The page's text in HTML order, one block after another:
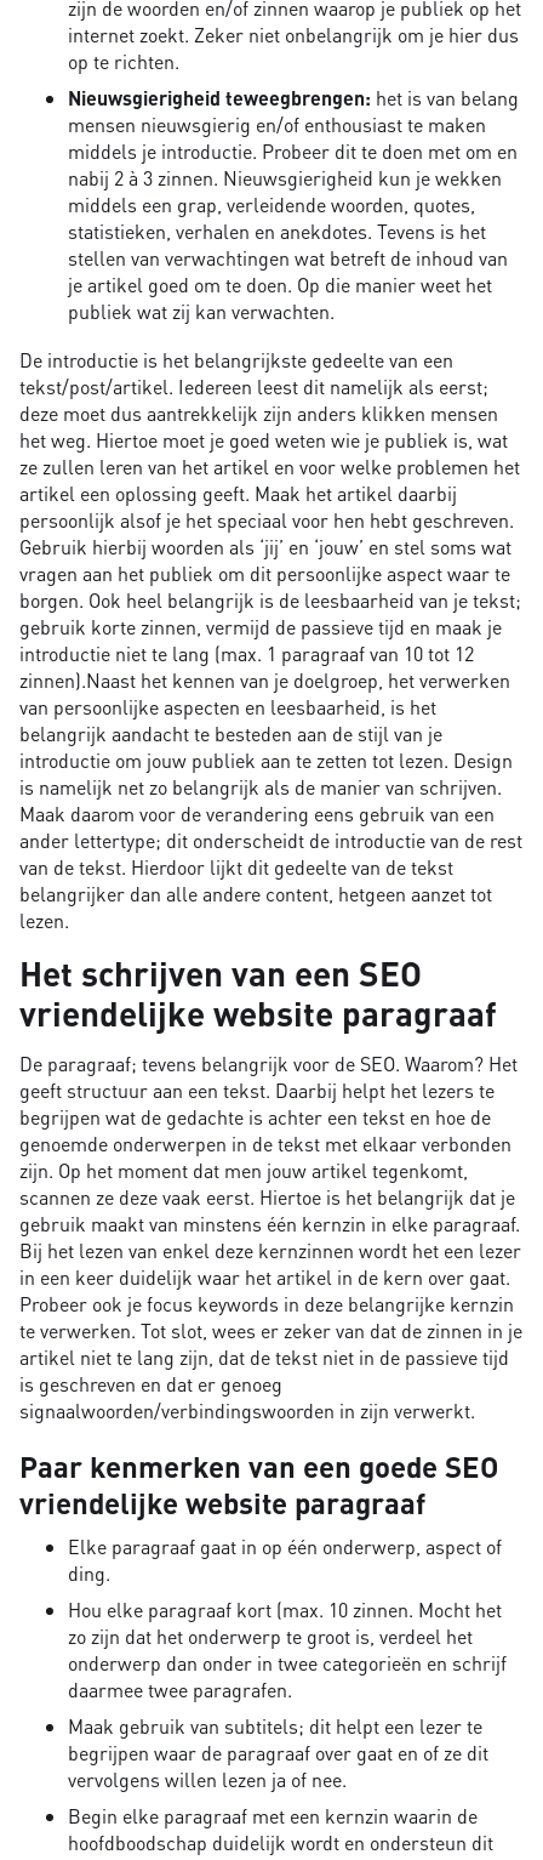
zijn de woorden en/of zinnen waarop je publiek op het
internet zoekt. Zeker niet onbelangrijk om je hier dus
op te richten.
Nieuwsgierigheid teweegbrengen: het is van belang
mensen nieuwsgierig en/of enthousiast te maken
middels je introductie. Probeer dit te doen met om en
nabij 2 à 3 zinnen. Nieuwsgierigheid kun je wekken
middels een grap, verleidende woorden, quotes,
statistieken, verhalen en anekdotes. Tevens is het
stellen van verwachtingen wat betreft de inhoud van
je artikel goed om te doen. Op die manier weet het
publiek wat zij kan verwachten.
De introductie is het belangrijkste gedeelte van een
tekst/post/artikel. Iedereen leest dit namelijk als eerst;
deze moet dus aantrekkelijk zijn anders klikken mensen
het weg. Hiertoe moet je goed weten wie je publiek is, wat
ze zullen leren van het artikel en voor welke problemen het
artikel een oplossing geeft. Maak het artikel daarbij
persoonlijk alsof je het speciaal voor hen hebt geschreven.
Gebruik hierbij woorden als ‘jij’ en ‘jouw’ en stel soms wat
vragen aan het publiek om dit persoonlijke aspect waar te
borgen. Ook heel belangrijk is de leesbaarheid van je tekst;
gebruik korte zinnen, vermijd de passieve tijd en maak je
introductie niet te lang (max. 1 paragraaf van 10 tot 12
zinnen).Naast het kennen van je doelgroep, het verwerken
van persoonlijke aspecten en leesbaarheid, is het
belangrijk aandacht te besteden aan de stijl van je
introductie om jouw publiek aan te zetten tot lezen. Design
is namelijk net zo belangrijk als de manier van schrijven.
Maak daarom voor de verandering eens gebruik van een
ander lettertype; dit onderscheidt de introductie van de rest
van de tekst. Hierdoor lijkt dit gedeelte van de tekst
belangrijker dan alle andere content, hetgeen aanzet tot
lezen.
Het schrijven van een SEO
vriendelijke website paragraaf
De paragraaf; tevens belangrijk voor de SEO. Waarom? Het
geeft structuur aan een tekst. Daarbij helpt het lezers te
begrijpen wat de gedachte is achter een tekst en hoe de
genoemde onderwerpen in de tekst met elkaar verbonden
zijn. Op het moment dat men jouw artikel tegenkomt,
scannen ze deze vaak eerst. Hiertoe is het belangrijk dat je
gebruik maakt van minstens één kernzin in elke paragraaf.
Bij het lezen van enkel deze kernzinnen wordt het een lezer
in een keer duidelijk waar het artikel in de kern over gaat.
Probeer ook je focus keywords in deze belangrijke kernzin
te verwerken. Tot slot, wees er zeker van dat de zinnen in je
artikel niet te lang zijn, dat de tekst niet in de passieve tijd
is geschreven en dat er genoeg
signaalwoorden/verbindingswoorden in zijn verwerkt.
Paar kenmerken van een goede SEO
vriendelijke website paragraaf
Elke paragraaf gaat in op één onderwerp, aspect of
ding.
Hou elke paragraaf kort (max. 10 zinnen. Mocht het
zo zijn dat het onderwerp te groot is, verdeel het
onderwerp dan onder in twee categorieën en schrijf
daarmee twee paragrafen.
Maak gebruik van subtitels; dit helpt een lezer te
begrijpen waar de paragraaf over gaat en of ze dit
vervolgens willen lezen ja of nee.
Begin elke paragraaf met een kernzin waarin de
hoofdboodschap duidelijk wordt en ondersteun dit